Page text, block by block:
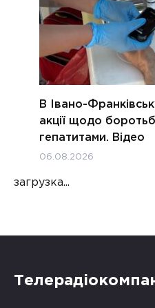
В Івано-
акції щодо
гепатитами. Відео
06.08.2026
загрузка...